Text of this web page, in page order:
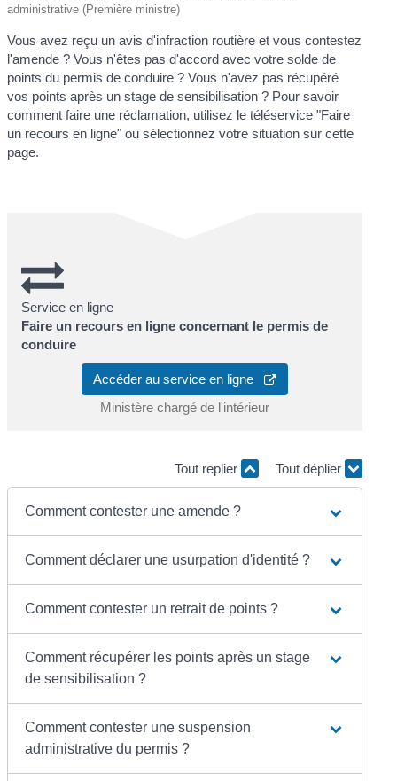
administrative (Première ministre)
Vous avez reçu un avis d'infraction routière et vous contestez
l'amende ? Vous n'êtes pas d'accord avec votre solde de
points du permis de conduire ? Vous n'avez pas récupéré
vos points après un stage de sensibilisation ? Pour savoir
comment faire une réclamation, utilisez le téléservice "Faire
un recours en ligne" ou sélectionnez votre situation sur cette
page.
Service en ligne
Faire un recours en ligne concernant le permis de
conduire
Accéder au service en ligne
Ministère chargé de l'intérieur
Tout replier Tout déplier
Comment contester une amende ?
Comment déclarer une usurpation d'identité ?
Comment contester un retrait de points ?
Comment récupérer les points après un stage
de sensibilisation ?
Comment contester une suspension
administrative du permis ?